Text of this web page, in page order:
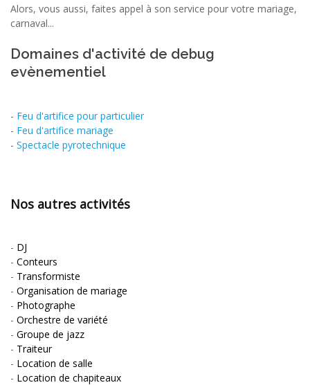
Alors, vous aussi, faites appel à son service pour votre mariage,
carnaval...
Domaines d'activité de debug
evènementiel
- Feu d'artifice pour particulier
- Feu d'artifice mariage
- Spectacle pyrotechnique
Nos autres activités
- DJ
- Conteurs
- Transformiste
- Organisation de mariage
- Photographe
- Orchestre de variété
- Groupe de jazz
- Traiteur
- Location de salle
- Location de chapiteaux